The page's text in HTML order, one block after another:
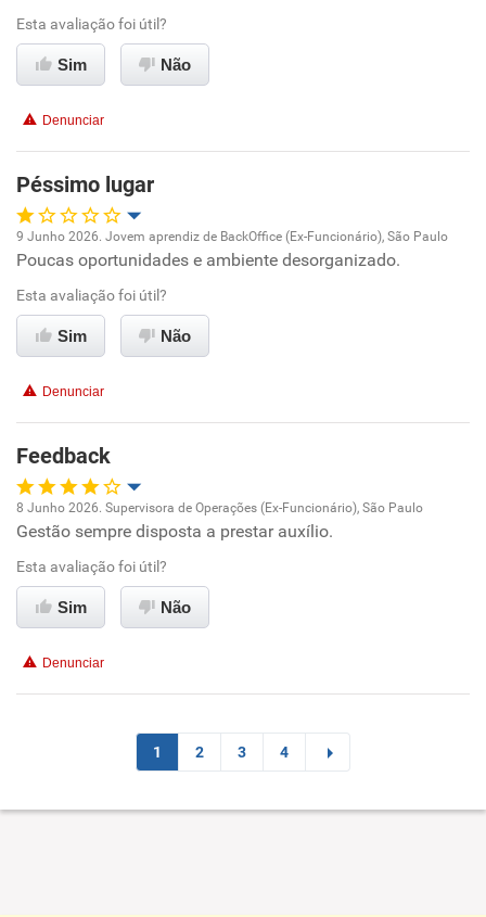
Ambiente de trabalho
Conciliação com a vida familiar
Recomenda esta empresa
Recomenda a diretoria
Esta avaliação foi útil?
Sim Não
Denunciar
Péssimo lugar
Oportunidade de promoção
Ambiente de trabalho
Benefícios
Não recomenda esta empresa
Não recomenda a diretoria
9 Junho 2026. Jovem aprendiz de BackOffice (Ex-Funcionário), São Paulo
Poucas oportunidades e ambiente desorganizado.
Esta avaliação foi útil?
Sim Não
Denunciar
Feedback
Oportunidade de promoção
Ambiente de trabalho
Benefícios
Recomenda esta empresa
8 Junho 2026. Supervisora de Operações (Ex-Funcionário), São Paulo
Gestão sempre disposta a prestar auxílio.
Esta avaliação foi útil?
Sim Não
Denunciar
1 2 3 4